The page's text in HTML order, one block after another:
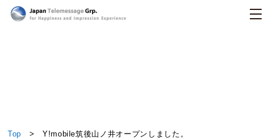
Y!mobile筑後山ノ井オープンしました。
Top > Y!mobile筑後山ノ井オープンしました。